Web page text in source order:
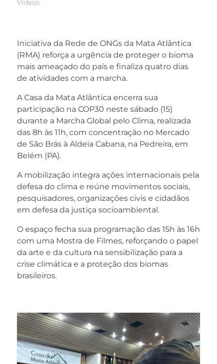
Vídeos
Iniciativa da Rede de ONGs da Mata Atlântica
(RMA) reforça a urgência de proteger o bioma
mais ameaçado do país e finaliza quatro dias
de atividades com a marcha.
A Casa da Mata Atlântica encerra sua
participação na COP30 neste sábado (15)
durante a Marcha Global pelo Clima, realizada
das 8h às 11h, com concentração no Mercado
de São Brás à Aldeia Cabana, na Pedreira, em
Belém (PA).
A mobilização integra ações internacionais pela
defesa do clima e reúne movimentos sociais,
pesquisadores, organizações civis e cidadãos
em defesa da justiça socioambiental.
O espaço fecha sua programação das 15h às 16h
com uma Mostra de Filmes, reforçando o papel
da arte e da cultura na sensibilização para a
crise climática e a proteção dos biomas
brasileiros.
nosso site
visita. Se você
recusar esses
cookies,
algumas
funcionalidades
do site.
Marketing
Ao compartilhar
seus interesses e
comportamento
site, você
aumenta a
chance de ver
conteúdo e
ofertas